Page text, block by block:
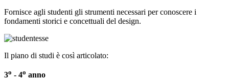
Fornisce agli studenti gli strumenti necessari per conoscere i
fondamenti storici e concettuali del design.
Il piano di studi è così articolato:
3o - 4o anno